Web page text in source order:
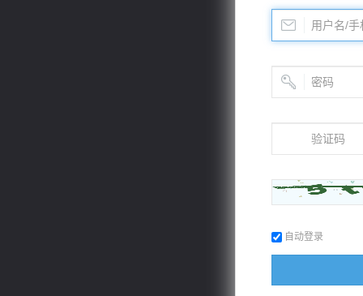
自动登录